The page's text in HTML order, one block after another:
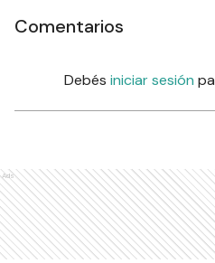
Comentarios
Debés iniciar sesión
Ads